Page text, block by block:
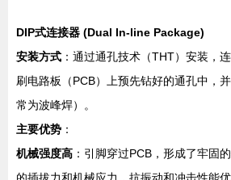
DIP式连接器 (Dual In-line Package)
安装方式 ：通过通孔技术（THT）安装，
刷电路板（PCB）上预先钻好的通孔中，
常为波峰焊）。
主要优势 ：
机械强度高 ：引脚穿过PCB，形成了牢固